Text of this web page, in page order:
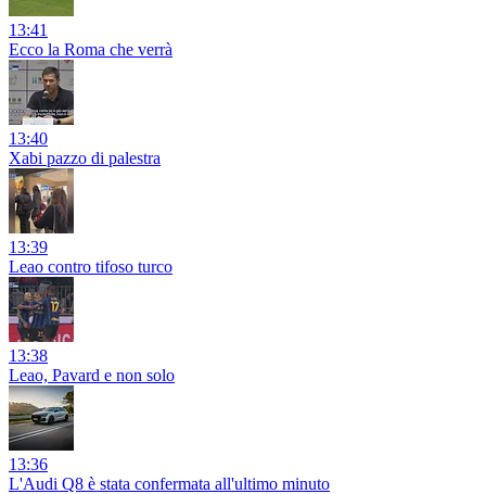
13:41
Ecco la Roma che verrà
13:40
Xabi pazzo di palestra
13:39
Leao contro tifoso turco
13:38
Leao, Pavard e non solo
13:36
L'Audi Q8 è stata confermata all'ultimo minuto